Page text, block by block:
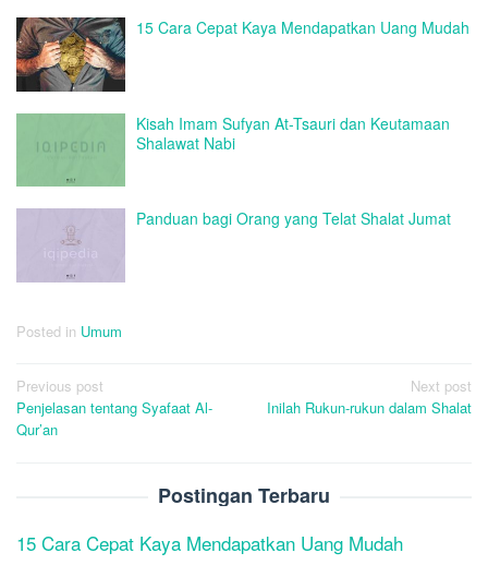
15 Cara Cepat Kaya Mendapatkan Uang Mudah
Kisah Imam Sufyan At-Tsauri dan Keutamaan
Shalawat Nabi
Panduan bagi Orang yang Telat Shalat Jumat
Posted in Umum
Post
navigation
Previous post
Penjelasan tentang Syafaat Al-
Qur’an
Next post
Inilah Rukun-rukun dalam Shalat
Postingan Terbaru
15 Cara Cepat Kaya Mendapatkan Uang Mudah